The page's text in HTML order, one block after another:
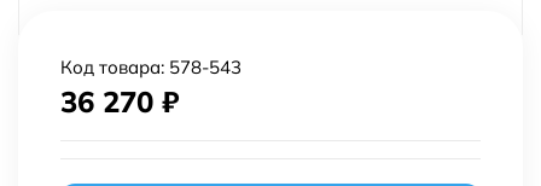
Код товара: 578-543
36 270 ₽